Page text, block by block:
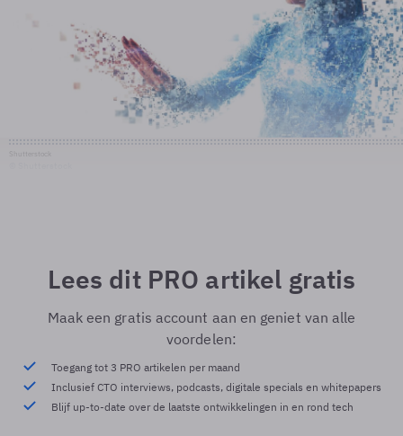
Lees dit PRO artikel gratis
Maak een gratis account aan en geniet van alle
voordelen:
Toegang tot 3 PRO artikelen per maand
Inclusief CTO interviews, podcasts, digitale specials en whitepapers
Blijf up-to-date over de laatste ontwikkelingen in en rond tech